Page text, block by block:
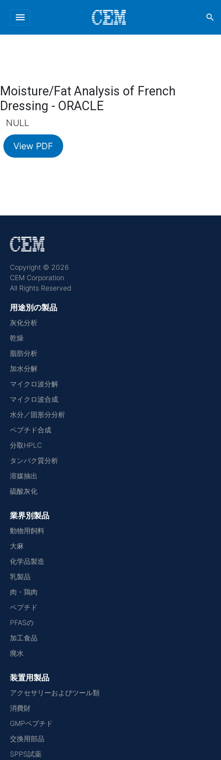
menu search
Moisture/Fat Analysis of French
Dressing - ORACLE
NULL
View PDF
Copyright © 2026
CEM Corporation
All Rights Reserved
用途別の製品
灰化分析
乾燥
脂肪分析
加水分解
マイクロ波分解
マイクロ波合成
水分／固形分分析
ペプチド合成
分取HPLC
タンパク質分析
溶媒抽出
硫酸灰化
業界別製品
動物用飼料
大麻
化学品製造
乳製品
肉・鶏肉
ペプチド
PFASの
加工食品
廃水
装置用製品
アクセサリーおよびツール類
消費財
GMPペプチド
交換用部品
SPPS試薬